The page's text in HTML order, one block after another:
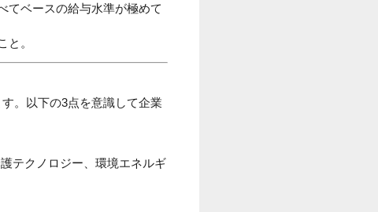
てベースの給与水準が極めて
と。
。以下の3点を意識して企業
テクノロジー、環境エネルギ